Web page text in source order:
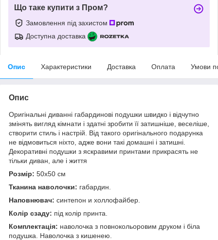
Що таке купити з Пром?
Замовлення під захистом
Доступна доставка
Опис Характеристики Доставка Оплата Умови
Опис
Оригінальні диванні габардинові подушки швидко і відчутно
змінять вигляд кімнати і здатні зробити її затишніше, веселіше,
створити стиль і настрій. Від такого оригінального подарунка
не відмовиться ніхто, адже вони такі домашні і затишні.
Декоративні подушки з яскравими принтами прикрасять не
тільки диван, але і життя
Розмір: 50x50 см
Тканина наволочки: габардин.
Наповнювач: синтепон и холлофайбер.
Колір сзаду: під колір принта.
Комплектація: наволочка з повнокольоровим друком і біла
подушка. Наволочка з кишенею.